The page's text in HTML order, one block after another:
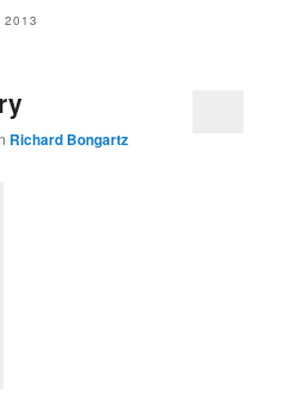
2013
Richard Bongartz